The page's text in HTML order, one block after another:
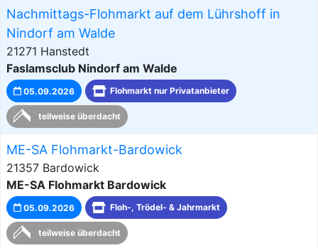
Nachmittags-Flohmarkt auf dem Lührshoff in
Nindorf am Walde
21271 Hanstedt
Faslamsclub Nindorf am Walde
05.09.2026 Flohmarkt nur Privatanbieter
teilweise überdacht
ME-SA Flohmarkt-Bardowick
21357 Bardowick
ME-SA Flohmarkt Bardowick
05.09.2026 Floh-, Trödel- & Jahrmarkt
teilweise überdacht